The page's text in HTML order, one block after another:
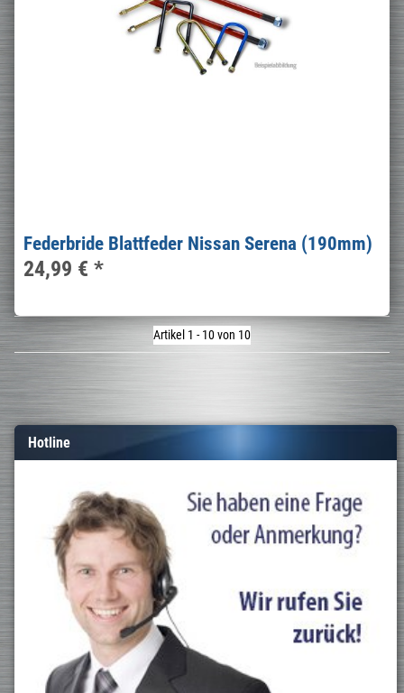
Federbride Blattfeder Nissan Serena (190mm)
24,99 € *
Artikel 1 - 10 von 10
Hotline